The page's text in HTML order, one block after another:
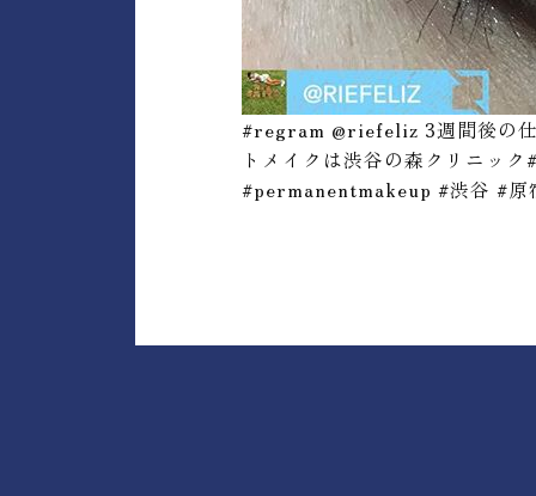
#regram @riefeliz 3週間後の
トメイクは渋谷の森クリニッ
#permanentmakeup #渋谷 #